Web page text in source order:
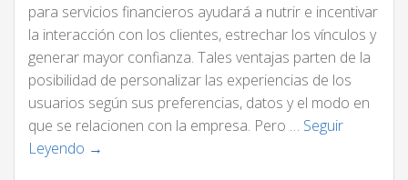
para servicios financieros ayudará a nutrir e incentivar
la interacción con los clientes, estrechar los vínculos y
generar mayor confianza. Tales ventajas parten de la
posibilidad de personalizar las experiencias de los
usuarios según sus preferencias, datos y el modo en
que se relacionen con la empresa. Pero … Seguir
Leyendo →